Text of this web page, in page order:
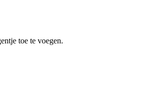
toe te voegen.